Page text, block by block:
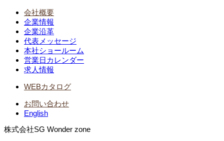
会社概要
企業情報
企業沿革
代表メッセージ
本社ショールーム
営業日カレンダー
求人情報
WEBカタログ
お問い合わせ
English
株式会社SG Wonder zone